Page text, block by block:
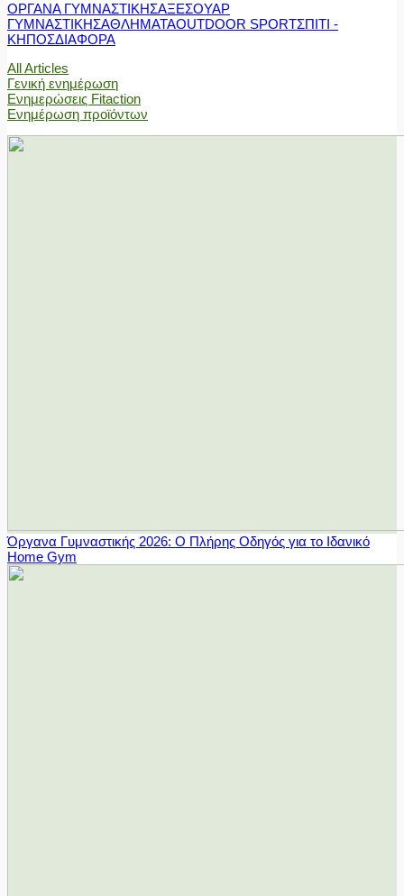
ΟΡΓΑΝΑ ΓΥΜΝΑΣΤΙΚΗΣΑΞΕΣΟΥΑΡ
ΓΥΜΝΑΣΤΙΚΗΣΑΘΛΗΜΑΤΑOUTDOOR SPORTΣΠΙΤΙ -
ΚΗΠΟΣΔΙΑΦΟΡΑ
All Articles
Γενική ενημέρωση
Ενημερώσεις Fitaction
Ενημέρωση προϊόντων
Όργανα Γυμναστικής 2026: Ο Πλήρης Οδηγός για το Ιδανικό
Home Gym